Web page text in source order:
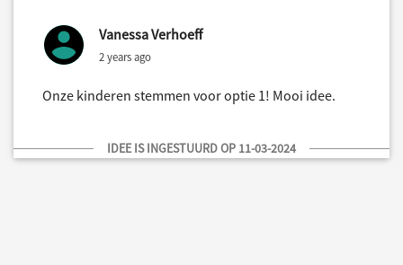
Vanessa Verhoeff
2 years ago
Onze kinderen stemmen voor optie 1! Mooi idee.
IDEE IS INGESTUURD OP 11-03-2024